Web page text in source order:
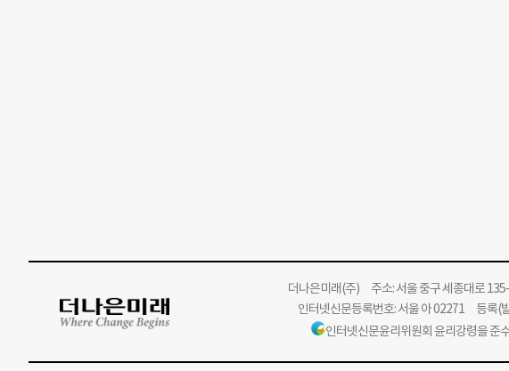
더나은미래(주)주소: 서울 중구 세종대로
인터넷신문등록번호: 서울 아 02271 등록(
인터넷신문윤리위원회 윤리강령을 준